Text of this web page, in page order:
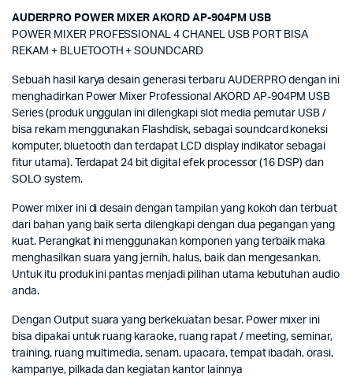
AUDERPRO POWER MIXER AKORD AP-904PM USB
POWER MIXER PROFESSIONAL 4 CHANEL USB PORT BISA
REKAM + BLUETOOTH + SOUNDCARD
Sebuah hasil karya desain generasi terbaru AUDERPRO dengan ini
menghadirkan Power Mixer Professional AKORD AP-904PM USB
Series (produk unggulan ini dilengkapi slot media pemutar USB /
bisa rekam menggunakan Flashdisk, sebagai soundcard koneksi
komputer, bluetooth dan terdapat LCD display indikator sebagai
fitur utama). Terdapat 24 bit digital efek processor (16 DSP) dan
SOLO system.
Power mixer ini di desain dengan tampilan yang kokoh dan terbuat
dari bahan yang baik serta dilengkapi dengan dua pegangan yang
kuat. Perangkat ini menggunakan komponen yang terbaik maka
menghasilkan suara yang jernih, halus, baik dan mengesankan.
Untuk itu produk ini pantas menjadi pilihan utama kebutuhan audio
anda.
Dengan Output suara yang berkekuatan besar. Power mixer ini
bisa dipakai untuk ruang karaoke, ruang rapat / meeting, seminar,
training, ruang multimedia, senam, upacara, tempat ibadah, orasi,
kampanye, pilkada dan kegiatan kantor lainnya